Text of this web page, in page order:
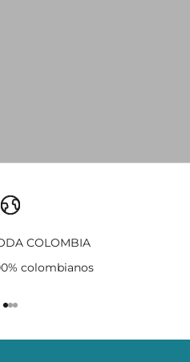
COLOMBIA
colombianos
Ir al artículo 1
Ir al artículo 2
Ir al artículo 3